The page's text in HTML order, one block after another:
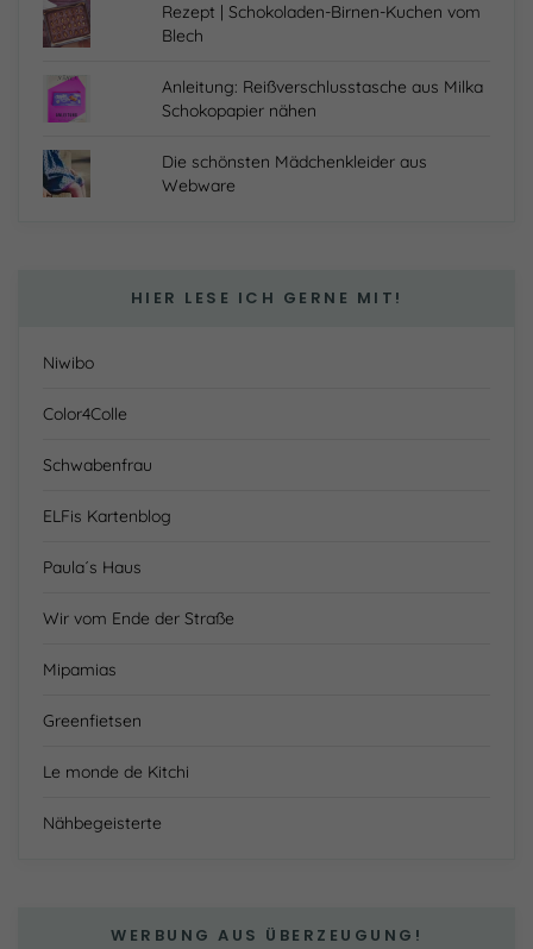
Rezept | Schokoladen-Birnen-Kuchen vom
Blech
Anleitung: Reißverschlusstasche aus Milka
Schokopapier nähen
Die schönsten Mädchenkleider aus
Webware
HIER LESE ICH GERNE MIT!
Niwibo
Color4Colle
Schwabenfrau
ELFis Kartenblog
Paula´s Haus
Wir vom Ende der Straße
Mipamias
Greenfietsen
Le monde de Kitchi
Nähbegeisterte
WERBUNG AUS ÜBERZEUGUNG!